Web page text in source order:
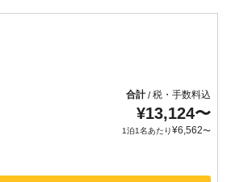
合計/税・手数料込
¥13,124〜
1泊1名あたり¥6,562〜